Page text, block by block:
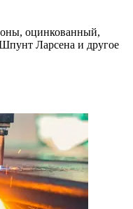
оцинкованный,
Ларсена и другое